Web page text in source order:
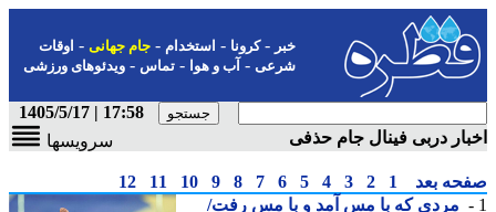
-کرونا-استخدام- جام جهانی-اوقات
شرعی-آب و هوا-تماس-ویدئوهای ورزشی
17:58 | 1405/5/17
دربی فینال جام حذفی
سرویسها
بعد 1
2
3
4
5
6
7
8
9
10
11
12
مردی که با مس آمد و با مس رفت/